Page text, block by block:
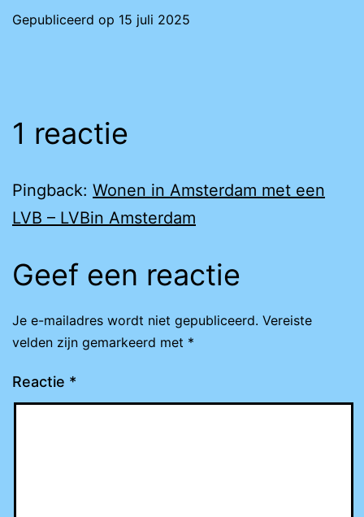
Gepubliceerd op 15 juli 2025
1 reactie
Pingback: Wonen in Amsterdam met een
LVB – LVBin Amsterdam
Geef een reactie
Je e-mailadres wordt niet gepubliceerd. Vereiste
velden zijn gemarkeerd met *
Reactie *